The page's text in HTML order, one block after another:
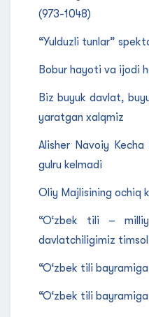
(973-1048)
“Yulduzli tunlar”
Bobur hayoti va ijodi
Biz buyuk davlat,
yaratgan xalqmiz
Alisher Navoiy
gulru kelmadi
Oliy Majlisining ochiq
“O‘zbek tili –
davlatchiligimiz
“O‘zbek tili
“O‘zbek tili